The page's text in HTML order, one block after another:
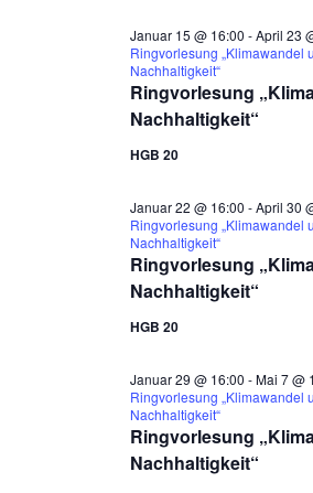
Ringvorlesung
Nachhaltigkeit“
Januar 15 @ 16:00 -April 23
Ringvorlesung „Klimawandel
Nachhaltigkeit“
HGB 20
Ringvorlesung
Nachhaltigkeit“
Januar 22 @ 16:00 -April 30
Ringvorlesung „Klimawandel
Nachhaltigkeit“
HGB 20
Ringvorlesung
Nachhaltigkeit“
Januar 29 @ 16:00 -Mai 7 @
Ringvorlesung „Klimawandel
Nachhaltigkeit“